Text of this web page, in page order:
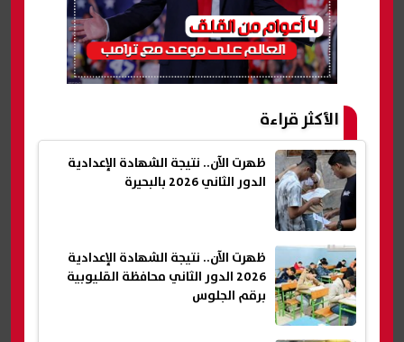
الأكثر قراءة
ظهرت الآن.. نتيجة الشهادة الإعدادية
الدور الثاني 2026 بالبحيرة
ظهرت الآن.. نتيجة الشهادة الإعدادية
2026 الدور الثاني محافظة القليوبية
برقم الجلوس